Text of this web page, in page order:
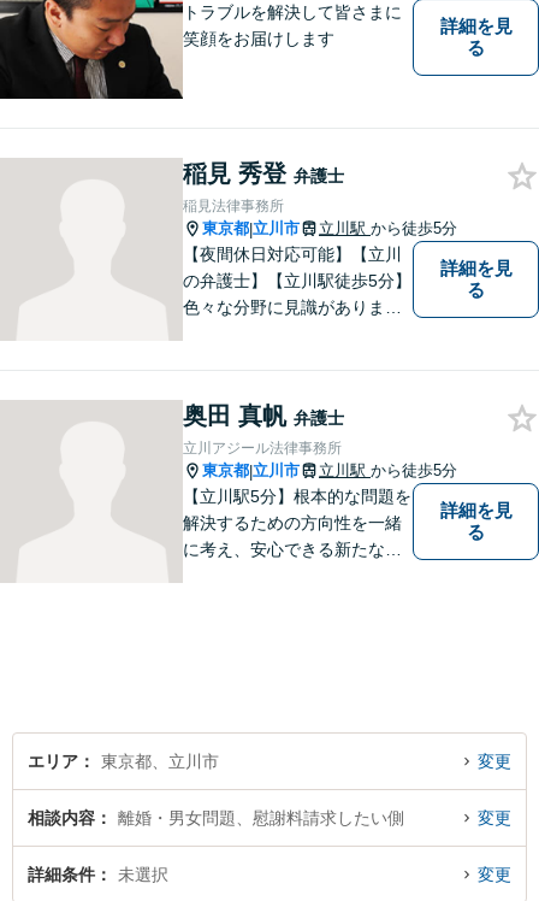
トラブルを解決して皆さまに
笑顔をお届けします
詳細を見
る
稲見 秀登 弁護士
稲見法律事務所
東京都|立川市 立川駅 から徒歩5分
【夜間休日対応可能】【立川
の弁護士】【立川駅徒歩5分】
色々な分野に見識がありま
詳細を見
る
奥田 真帆 弁護士
立川アジール法律事務所
東京都|立川市 立川駅 から徒歩5分
【立川駅5分】根本的な問題を
解決するための方向性を一緒
に考え、安心できる新たなス
詳細を見
る
エリア 東京都、立川市 変更
相談内容 離婚・男女問題、慰謝料請求したい側 変更
詳細条件 未選択 変更